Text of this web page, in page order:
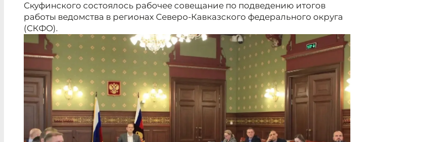
Скуфинского состоялось рабочее совещание по подведению итогов
работы ведомства в регионах Северо-Кавказского федерального округа
(СКФО).